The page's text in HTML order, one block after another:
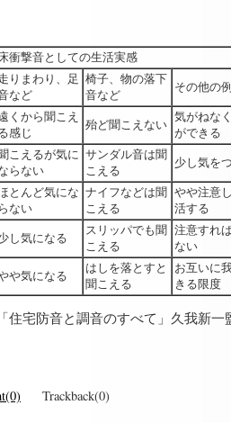
衝撃音としての生活実感
りまわり、足
など
椅子、物の落下
音など
その他の
くから聞こえ
感じ
殆ど聞こえない
気がねな
ができる
こえるが気に
らない
サンダル音は聞
こえる
少し気を
とんど気にな
らない
ナイフなどは聞
こえる
やや注意
活する
し気になる
スリッパでも聞
こえる
注意すれ
ない
や気になる
はしを落とすと
聞こえる
お互いに
きる限度
住宅防音と調音のすべて」久我新一
Trackback(0)